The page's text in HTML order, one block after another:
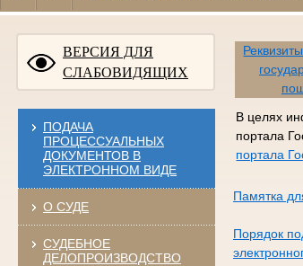
ВЕРСИЯ ДЛЯ
СЛАБОВИДЯЩИХ
ПОДАЧА
ПРОЦЕССУАЛЬНЫХ
ДОКУМЕНТОВ В
ЭЛЕКТРОННОМ ВИДЕ
О СУДЕ
СУДЕБНОЕ
ДЕЛОПРОИЗВОДСТВО
В целях
портала
портала
Памятка
Порядок